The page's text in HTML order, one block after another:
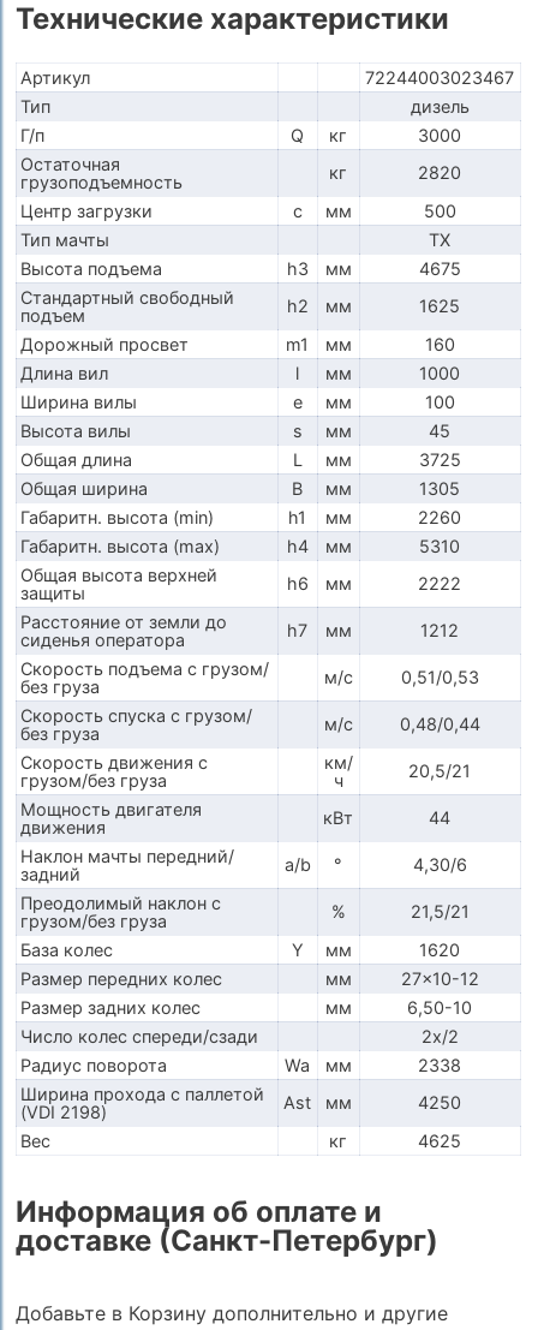
Технические характеристики
Артикул
72244003023467
Тип
дизель
Г/п
Q кг
3000
Остаточная
грузоподъемность
кг
2820
Центр загрузки
c мм
500
Тип мачты
TX
Высота подъема
h3 мм
4675
Стандартный свободный
подъем
h2 мм
1625
Дорожный просвет
m1 мм
160
Длина вил
l мм
1000
Ширина вилы
e мм
100
Высота вилы
s мм
45
Общая длина
L мм
3725
Общая ширина
B мм
1305
Габаритн. высота (min)
h1 мм
2260
Габаритн. высота (max)
h4 мм
5310
Общая высота верхней
защиты
h6 мм
2222
Расстояние от земли до
сиденья оператора
h7 мм
1212
Скорость подъема с грузом/
без груза
м/с
0,51/0,53
Скорость спуска с грузом/
без груза
м/с
0,48/0,44
Скорость движения с
грузом/без груза
км/
ч
20,5/21
Мощность двигателя
движения
кВт
44
Наклон мачты передний/
задний
a/b °
4,30/6
Преодолимый наклон с
грузом/без груза
%
21,5/21
База колес
Y мм
1620
Размер передних колес
мм
27x10-12
Размер задних колес
мм
6,50-10
Число колес спереди/сзади
2x/2
Радиус поворота
Wa мм
2338
Ширина прохода с паллетой
(VDI 2198)
Ast мм
4250
Вес
кг 4625
Информация об оплате и
доставке (Санкт-Петербург)
Добавьте в Корзину дополнительно и другие